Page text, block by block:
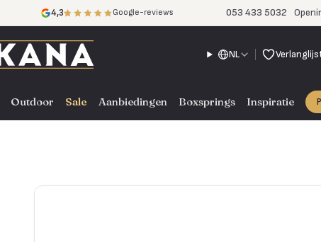
4,3 Google-reviews 053 433 5032
NL
Outdoor Sale Aanbiedingen Boxsprings Inspiratie